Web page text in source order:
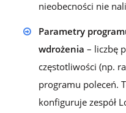
nieobecności nie
Parametry
wdrożenia – liczbę
częstotliwości (np.
programu poleceń.
konfiguruje zespół